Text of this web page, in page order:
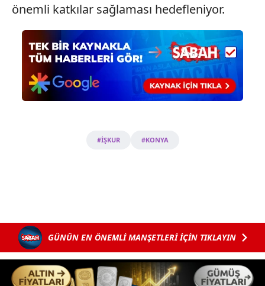
önemli katkılar sağlaması hedefleniyor.
#İŞKUR #KONYA
GÜNÜN EN ÖNEMLİ MANŞETLERİ İÇİN TIKLAYIN